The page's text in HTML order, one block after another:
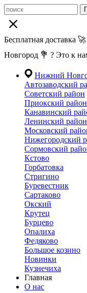
Бесплатная доставка
Новгород 💐 ? Это к
Нижний
Автозаводский
Советский район
Приокский район
Канавинский
Ленинский район
Московский
Нижегородский
Сормовский
Кстово
Горбатовка
Стригино
Буревестник
Сартаково
Окский
Крутец
Бурцево
Опалиха
Федяково
Большое козино
Новинки
Кузнечиха
Главная
О нас